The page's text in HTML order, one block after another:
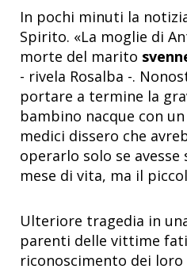
In pochi minuti la
Spirito. «La moglie di
morte del marito
- rivela Rosalba -.
portare a termine la
bambino nacque con
medici dissero che
operarlo solo se
mese di vita, ma il
Ulteriore tragedia in
parenti delle vittime
riconoscimento dei